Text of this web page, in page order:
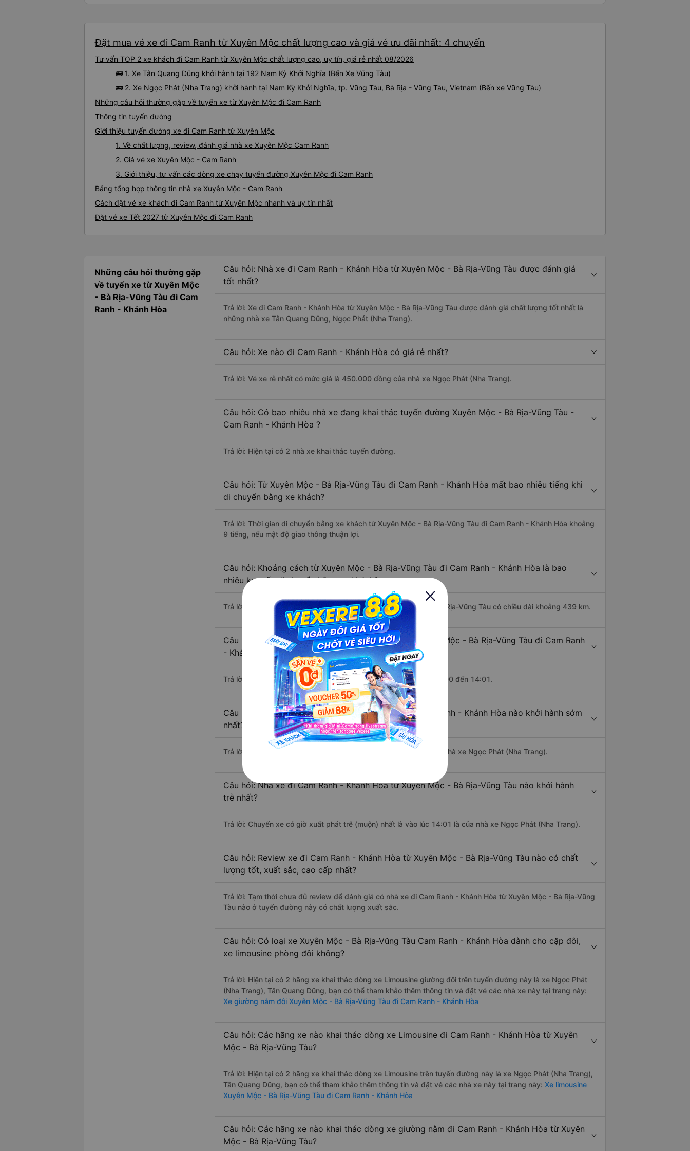
Đặt mua vé xe đi Cam Ranh từ Xuyên Mộc chất lượng cao và giá vé ưu đãi nhất: 4 chuyến
Tư vấn TOP 2 xe khách đi Cam Ranh từ Xuyên Mộc chất lượng cao, uy tín, giá rẻ nhất 08/2026
🚌 1. Xe Tân Quang Dũng khởi hành tại 192 Nam Kỳ Khởi Nghĩa (Bến Xe Vũng Tàu)
🚌 2. Xe Ngọc Phát (Nha Trang) khởi hành tại Nam Kỳ Khởi Nghĩa, tp. Vũng Tàu, Bà Rịa - Vũng Tàu, Vietnam (Bến xe Vũng Tàu)
Những câu hỏi thường gặp về tuyến xe từ Xuyên Mộc đi Cam Ranh
Thông tin tuyến đường
Giới thiệu tuyến đường xe đi Cam Ranh từ Xuyên Mộc
1. Về chất lượng, review, đánh giá nhà xe Xuyên Mộc Cam Ranh
2. Giá vé xe Xuyên Mộc - Cam Ranh
3. Giới thiệu, tư vấn các dòng xe chạy tuyến đường Xuyên Mộc đi Cam Ranh
Bảng tổng hợp thông tin nhà xe Xuyên Mộc - Cam Ranh
Cách đặt vé xe khách đi Cam Ranh từ Xuyên Mộc nhanh và uy tín nhất
Đặt vé xe Tết 2027 từ Xuyên Mộc đi Cam Ranh
Những câu hỏi thường gặp
về tuyến xe từ Xuyên Mộc
- Bà Rịa-Vũng Tàu đi Cam
Ranh - Khánh Hòa
Câu hỏi: Nhà xe đi Cam Ranh - Khánh Hòa từ Xuyên Mộc - Bà Rịa-Vũng Tàu được đánh giá
tốt nhất?
Trả lời: Xe đi Cam Ranh - Khánh Hòa từ Xuyên Mộc - Bà Rịa-Vũng Tàu được đánh giá chất lượng tốt nhất là
những nhà xe Tân Quang Dũng, Ngọc Phát (Nha Trang).
Câu hỏi: Xe nào đi Cam Ranh - Khánh Hòa có giá rẻ nhất?
Trả lời: Vé xe rẻ nhất có mức giá là 450.000 đồng của nhà xe Ngọc Phát (Nha Trang).
Câu hỏi: Có bao nhiêu nhà xe đang khai thác tuyến đường Xuyên Mộc - Bà Rịa-Vũng Tàu -
Cam Ranh - Khánh Hòa ?
Trả lời: Hiện tại có 2 nhà xe khai thác tuyến đường.
Câu hỏi: Từ Xuyên Mộc - Bà Rịa-Vũng Tàu đi Cam Ranh - Khánh Hòa mất bao nhiêu tiếng khi
di chuyển bằng xe khách?
Trả lời: Thời gian di chuyển bằng xe khách từ Xuyên Mộc - Bà Rịa-Vũng Tàu đi Cam Ranh - Khánh Hòa khoảng
9 tiếng, nếu mật độ giao thông thuận lợi.
Câu hỏi: Khoảng cách từ Xuyên Mộc - Bà Rịa-Vũng Tàu đi Cam Ranh - Khánh Hòa là bao
nhiêu km nếu di chuyển bằng xe khách?
Trả lời: Đoạn đường đi Cam Ranh - Khánh Hòa từ Xuyên Mộc - Bà Rịa-Vũng Tàu có chiều dài khoảng 439 km.
Câu hỏi: Mỗi ngày có bao nhiêu chuyến xe khách Xuyên Mộc - Bà Rịa-Vũng Tàu đi Cam Ranh
- Khánh Hòa ?
Trả lời: Trung bình mỗi ngày có khoảng 4 chuyến xe bắt đầu từ 8:00 đến 14:01.
Câu hỏi: Nhà xe đi Xuyên Mộc - Bà Rịa-Vũng Tàu Cam Ranh - Khánh Hòa nào khởi hành sớm
nhất?
Trả lời: Chuyến xe có giờ xuất phát sớm nhất vào lúc 8:00 là của nhà xe Ngọc Phát (Nha Trang).
Câu hỏi: Nhà xe đi Cam Ranh - Khánh Hòa từ Xuyên Mộc - Bà Rịa-Vũng Tàu nào khởi hành
trễ nhất?
Trả lời: Chuyến xe có giờ xuất phát trễ (muộn) nhất là vào lúc 14:01 là của nhà xe Ngọc Phát (Nha Trang).
Câu hỏi: Review xe đi Cam Ranh - Khánh Hòa từ Xuyên Mộc - Bà Rịa-Vũng Tàu nào có chất
lượng tốt, xuất sắc, cao cấp nhất?
Trả lời: Tạm thời chưa đủ review để đánh giá có nhà xe đi Cam Ranh - Khánh Hòa từ Xuyên Mộc - Bà Rịa-Vũng
Tàu nào ở tuyến đường này có chất lượng xuất sắc.
Câu hỏi: Có loại xe Xuyên Mộc - Bà Rịa-Vũng Tàu Cam Ranh - Khánh Hòa dành cho cặp đôi,
xe limousine phòng đôi không?
Trả lời: Hiện tại có 2 hãng xe khai thác dòng xe Limousine giường đôi trên tuyến đường này là xe Ngọc Phát
(Nha Trang), Tân Quang Dũng, bạn có thể tham khảo thêm thông tin và đặt vé các nhà xe này tại trang này:
Xe giường nằm đôi Xuyên Mộc - Bà Rịa-Vũng Tàu đi Cam Ranh - Khánh Hòa
Câu hỏi: Các hãng xe nào khai thác dòng xe Limousine đi Cam Ranh - Khánh Hòa từ Xuyên
Mộc - Bà Rịa-Vũng Tàu?
Trả lời: Hiện tại có 2 hãng xe khai thác dòng xe Limousine trên tuyến đường này là xe Ngọc Phát (Nha Trang),
Tân Quang Dũng, bạn có thể tham khảo thêm thông tin và đặt vé các nhà xe này tại trang này: Xe limousine
Xuyên Mộc - Bà Rịa-Vũng Tàu đi Cam Ranh - Khánh Hòa
Câu hỏi: Các hãng xe nào khai thác dòng xe giường nằm đi Cam Ranh - Khánh Hòa từ Xuyên
Mộc - Bà Rịa-Vũng Tàu?